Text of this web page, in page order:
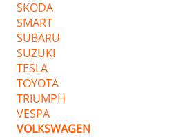
SKODA
SMART
SUBARU
SUZUKI
TESLA
TOYOTA
TRIUMPH
VESPA
VOLKSWAGEN